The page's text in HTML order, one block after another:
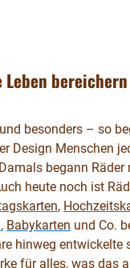
besonders – so
Design Menschen
begann Räder
heute noch ist
,
, Babykarten und Co.
hinweg entwickelte
für alles, was das